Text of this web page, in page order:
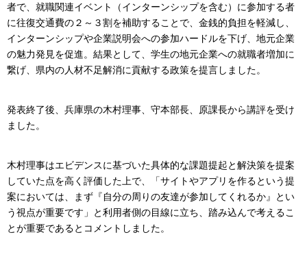
者で、就職関連イベント（インターンシップを含む）に参加する者
に往復交通費の２～３割を補助することで、金銭的負担を軽減し、
インターンシップや企業説明会への参加ハードルを下げ、地元企業
の魅力発見を促進。結果として、学生の地元企業への就職者増加に
繋げ、県内の人材不足解消に貢献する政策を提言しました。
発表終了後、兵庫県の木村理事、守本部長、原課長から講評を受け
ました。
木村理事はエビデンスに基づいた具体的な課題提起と解決策を提案
していた点を高く評価した上で、「サイトやアプリを作るという提
案においては、まず『自分の周りの友達が参加してくれるか』とい
う視点が重要です」と利用者側の目線に立ち、踏み込んで考えるこ
とが重要であるとコメントしました。